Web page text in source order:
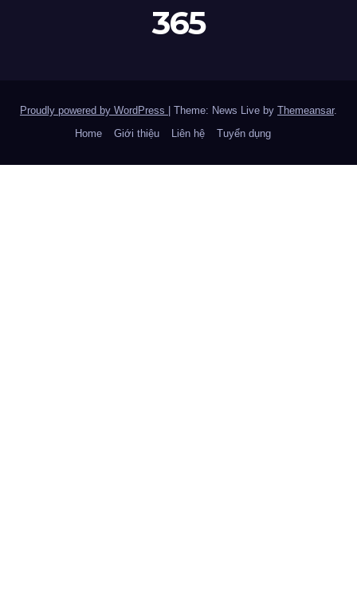
365
Proudly powered by WordPress | Theme: News Live by Themeansar.
Home
Giới thiệu Liên hệ Tuyển dụng